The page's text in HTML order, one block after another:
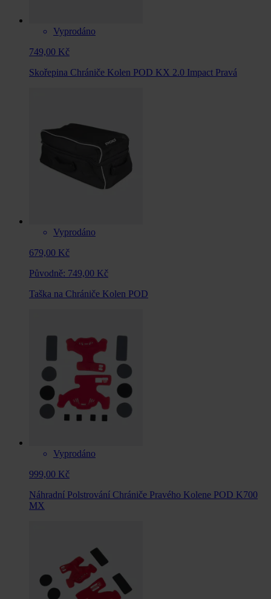
Vyprodáno
749,00 Kč
Skořepina Chrániče Kolen POD KX 2.0 Impact Pravá
Vyprodáno
679,00 Kč
Původně: 749,00 Kč
Taška na Chrániče Kolen POD
Vyprodáno
999,00 Kč
Náhradní Polstrování Chrániče Pravého Kolene POD K700
MX